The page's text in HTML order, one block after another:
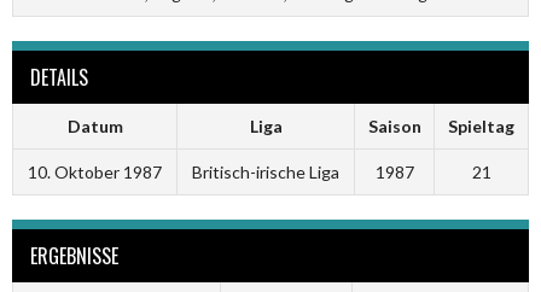
DETAILS
Datum Liga Saison Spieltag
10. Oktober 1987 Britisch-irische Liga 1987 21
ERGEBNISSE